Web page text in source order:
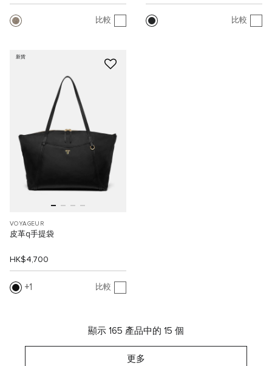
比較 比較
新貨
VOYAGEUR
皮革q手提袋
HK$4,700
1 比較
顯示 165 產品中的 15 個
更多